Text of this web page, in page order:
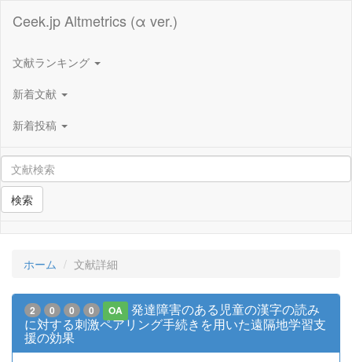
Ceek.jp Altmetrics (α ver.)
文献ランキング
新着文献
新着投稿
検索
ホーム 文献詳細
2 0 0 0 OA
発達障害のある児童の漢字の読み
に対する刺激ペアリング手続きを用いた遠隔地学習支
援の効果